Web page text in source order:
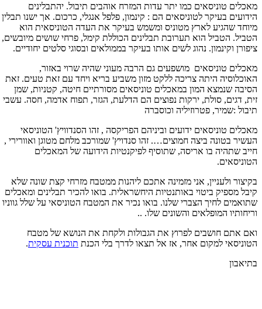
מאכלים טוניסאים כמו יתר עדות המזרח אוהבים תיבול. יהתבלינים
הידועים בעיקר לטוניסאים הם : קינמון, פלפל אנגלי, כרכום. אך ישנו תבלין
מיוחד שהגיע לארץ מטוניס ומשמש בעיקר את העדה הטוניסאית הוא
הטביל. הטביל הוא תערובת תבלינים הכוללת קימל, פרחי שושים מיובשים,
ציפורן וקינמון. נהוג לשים אותו בעיקר בממולאים ובסוגי סלטים יחודיים.
מאכלים טוניסאים מושפעים גם הרבה מעוני שהיה שרוי באזור,
האוכלוסיה היתה צריכה ללקט מזון משביע בריא ויחד עם זאת טעים. זאת
הסיבה שנמצא המון במאכלים טוניסאים מסורתיים חיטה, קטניות, שמן
זית, דגים, סולת, ירקות נפוצים הם הדלעת, הגזר, תפוח אדמה, חסה. עשבי
תיבול :שמיר, פטרוזיליה וכוסברה
מאכלים טוניסאים ידועים וביניהם הפריקסה , זהו הסנדוויץ' הטוניסאי
העשיר בטונה ביצה חמוצים…. זהו סנדויץ' שמורכב מלחם מטוגן ואוורירי ,
חייב שתהיה בו אריסה, שתוסיף לפיקנטיות הידועה של המאכלים
הטוניסאים.
בקיצור ולעניין, אני מזמינה אתכם ליהנות ממטבח מזרחי קצת שונה שלא
קיבל מספיק ביטוי באותנטיות היחשראלית. בואו להכיר תבלינים ומאכלים
שתואמים לחיך הצברי שלנו. בואו נכיר את המטבח הטוניסאי על שלל גווניו
וריחותיו המופלאים והשונים שלו. ..
ואם אתם חושבים לפרוץ את הגבולות ולקחת את הנושא של מטבח
הטוניסאי למקום אחר, אז אל תצאו לדרך בלי הכנת תוכנית עסקית.
בתיאבון